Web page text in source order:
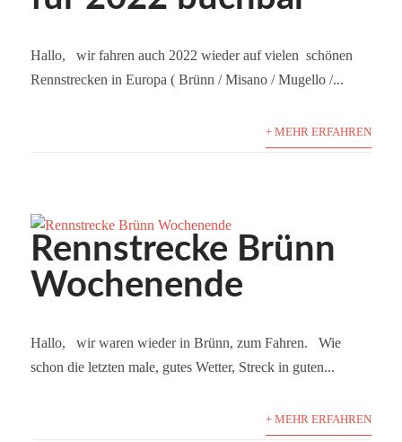
Hallo, wir fahren auch 2022 wieder auf vielen schönen
Rennstrecken in Europa ( Brünn / Misano / Mugello /...
+ MEHR ERFAHREN
Rennstrecke Brünn
Wochenende
Hallo, wir waren wieder in Brünn, zum Fahren. Wie
schon die letzten male, gutes Wetter, Streck in guten...
+ MEHR ERFAHREN